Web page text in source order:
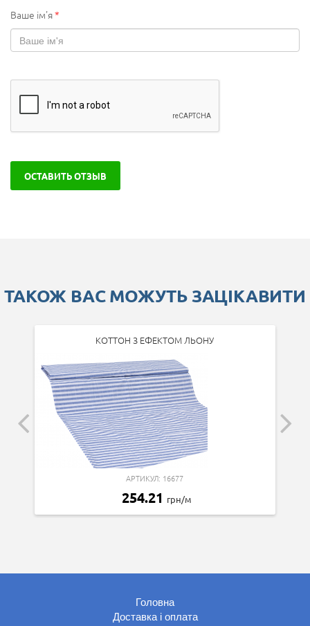
Ваше ім'я*
ОСТАВИТЬ ОТЗЫВ
ТАКОЖ ВАС МОЖУТЬ ЗАЦІКАВИТИ
КОТТОН З ЕФЕКТОМ ЛЬОНУ
АРТИКУЛ: 16677
254.21 грн/м
Головна
Доставка і оплата